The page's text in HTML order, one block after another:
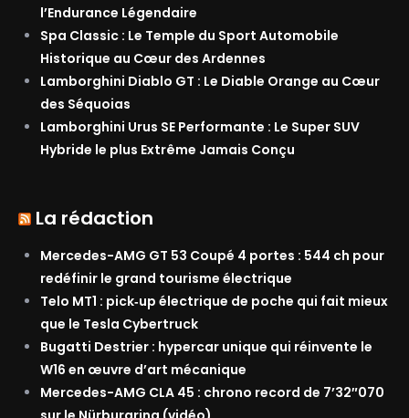
l’Endurance Légendaire
Spa Classic : Le Temple du Sport Automobile
Historique au Cœur des Ardennes
Lamborghini Diablo GT : Le Diable Orange au Cœur
des Séquoias
Lamborghini Urus SE Performante : Le Super SUV
Hybride le plus Extrême Jamais Conçu
La rédaction
Mercedes-AMG GT 53 Coupé 4 portes : 544 ch pour
redéfinir le grand tourisme électrique
Telo MT1 : pick‑up électrique de poche qui fait mieux
que le Tesla Cybertruck
Bugatti Destrier : hypercar unique qui réinvente le
W16 en œuvre d’art mécanique
Mercedes-AMG CLA 45 : chrono record de 7’32″070